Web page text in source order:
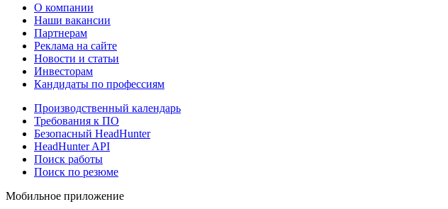
О компании
Наши вакансии
Партнерам
Реклама на сайте
Новости и статьи
Инвесторам
Кандидаты по профессиям
Производственный календарь
Требования к ПО
Безопасный HeadHunter
HeadHunter API
Поиск работы
Поиск по резюме
Мобильное приложение